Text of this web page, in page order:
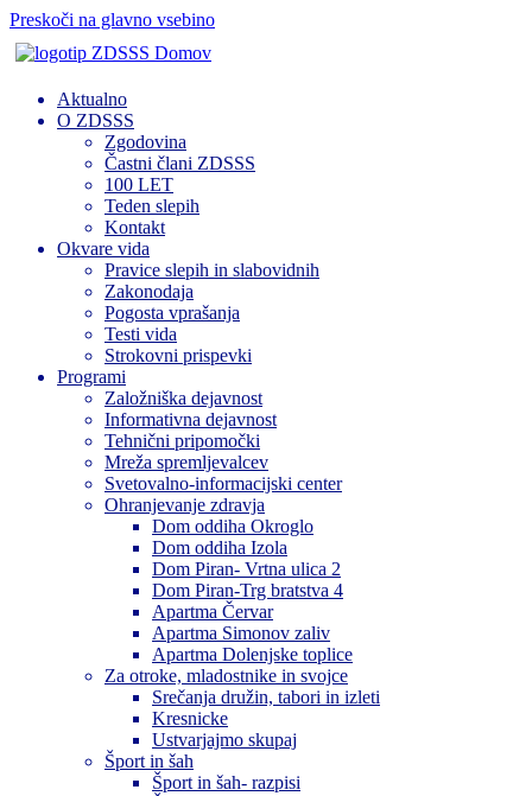
Preskoči na glavno vsebino
Domov
Aktualno
O ZDSSS
Zgodovina
Častni člani ZDSSS
100 LET
Teden slepih
Kontakt
Okvare vida
Pravice slepih in slabovidnih
Zakonodaja
Pogosta vprašanja
Testi vida
Strokovni prispevki
Programi
Založniška dejavnost
Informativna dejavnost
Tehnični pripomočki
Mreža spremljevalcev
Svetovalno-informacijski center
Ohranjevanje zdravja
Dom oddiha Okroglo
Dom oddiha Izola
Dom Piran- Vrtna ulica 2
Dom Piran-Trg bratstva 4
Apartma Červar
Apartma Simonov zaliv
Apartma Dolenjske toplice
Za otroke, mladostnike in svojce
Srečanja družin, tabori in izleti
Kresnicke
Ustvarjajmo skupaj
Šport in šah
Šport in šah- razpisi